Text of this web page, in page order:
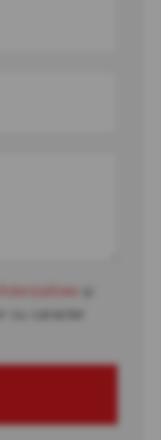
cu caracter